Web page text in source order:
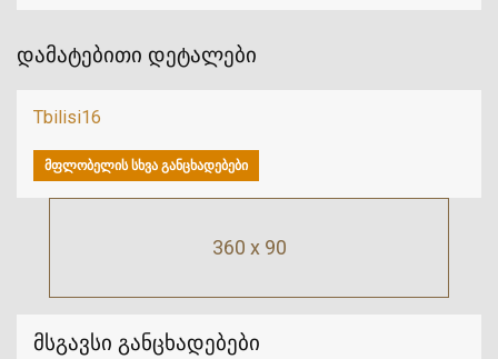
360 x 90
მსგავსი განცხადებები
დამატებითი დეტალები
Tbilisi16
ᲛᲤᲚᲝᲑᲔᲚᲘᲡ ᲡᲮᲕᲐ ᲒᲐᲜᲪᲮᲐᲓᲔᲑᲔᲑᲘ